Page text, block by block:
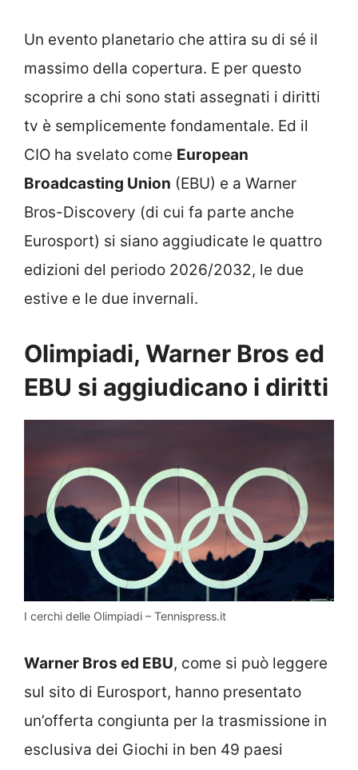
Un evento planetario che attira su di sé il
massimo della copertura. E per questo
scoprire a chi sono stati assegnati i diritti
tv è semplicemente fondamentale. Ed il
CIO ha svelato come European
Broadcasting Union (EBU) e a Warner
Bros-Discovery (di cui fa parte anche
Eurosport) si siano aggiudicate le quattro
edizioni del periodo 2026/2032, le due
estive e le due invernali.
Olimpiadi, Warner Bros ed
EBU si aggiudicano i diritti
I cerchi delle Olimpiadi – Tennispress.it
Warner Bros ed EBU, come si può leggere
sul sito di Eurosport, hanno presentato
un’offerta congiunta per la trasmissione in
esclusiva dei Giochi in ben 49 paesi